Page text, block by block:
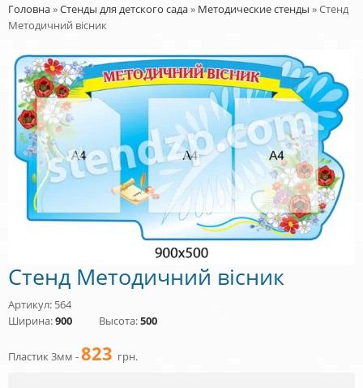
Головна»Стенды для детского сада» Методические стенды »Стенд
Методичний вісник
Стенд Методичний вісник
Артикул: 564
Ширина:900 Высота:500
Пластик 3мм -823 грн.